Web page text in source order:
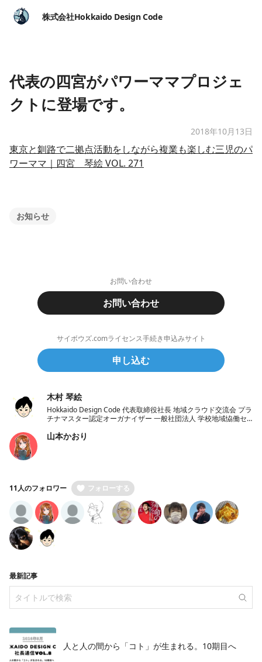
株式会社Hokkaido Design Code
代表の四宮がパワーママプロジェ
クトに登場です。
2018年10月13日
東京と釧路で二拠点活動をしながら複業も楽しむ三児のパ
ワーママ｜四宮 琴絵 VOL. 271
お知らせ
お問い合わせ
お問い合わせ
サイボウズ.comライセンス手続き申込みサイト
申し込む
木村 琴絵
Hokkaido Design Code 代表取締役社長 地域クラウド交流会 プラ
チナマスター認定オーガナイザー 一般社団法人 学校地域恊働セ
山本かおり
11人のフォロワー フォローする
最新記事
人と人の間から「コト」が生まれる。10期目へ